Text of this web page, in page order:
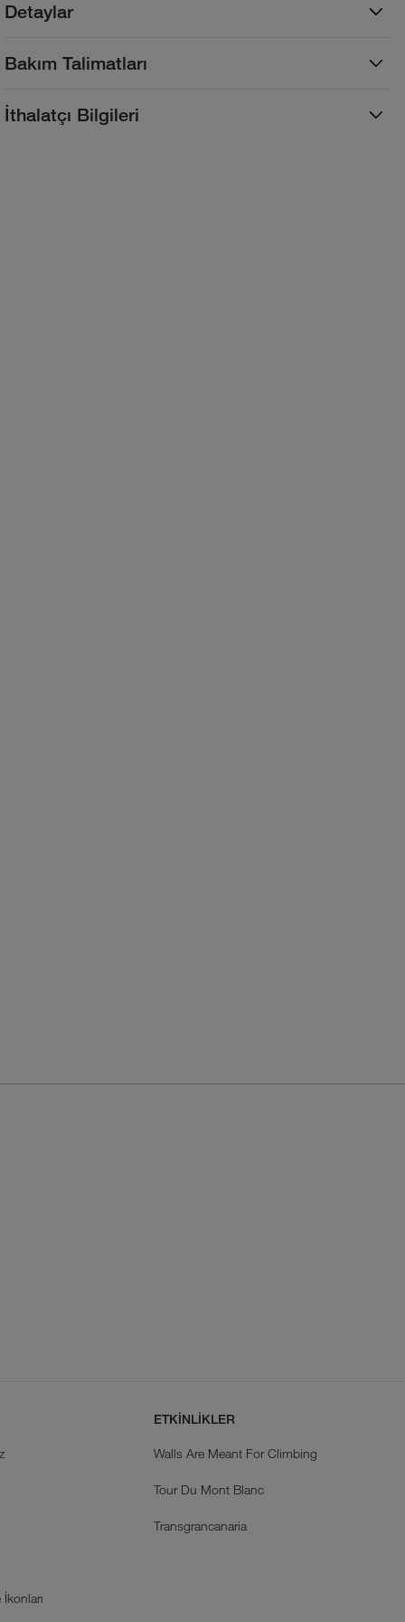
Detaylar
Bakım Talimatları
İthalatçı Bilgileri
ETKİNLİKLER
Walls Are Meant For Climbing
Tour Du Mont Blanc
Transgrancanaria